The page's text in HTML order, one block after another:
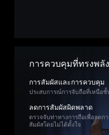
การควบคุมที่ทรงพลัง
การสัมผัสและการควบคุม
ประสบการณ์การจับถือที่เหนือชั้
ลดการสัมผัสผิดพลาด
ตรวจจับท่าทางการถือเพื่อลดกา
สัมผัสโดยไม่ได้ตั้งใจ